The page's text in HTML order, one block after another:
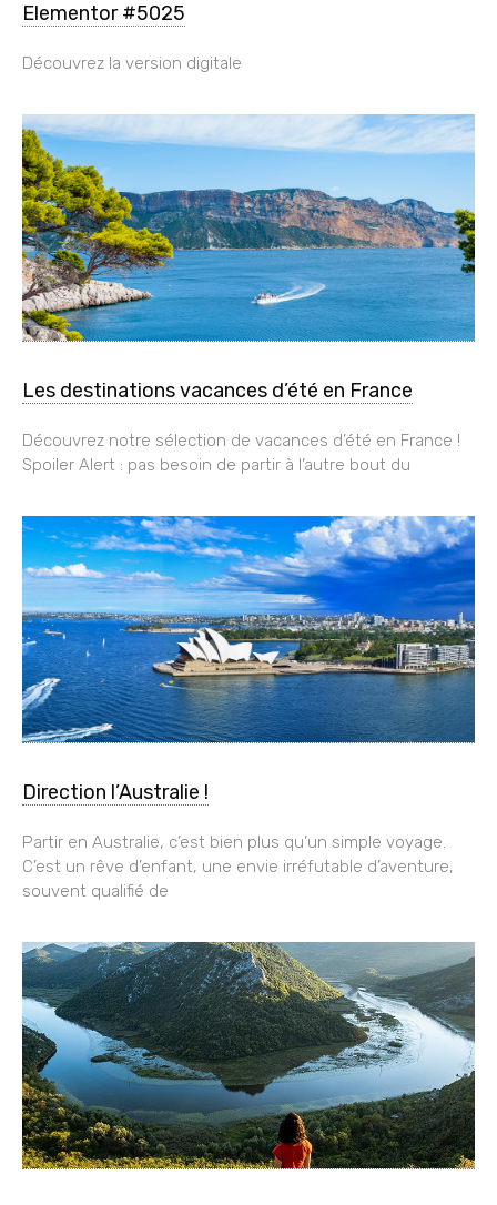
Elementor #5025
Découvrez la version digitale
Les destinations vacances d’été en France
Découvrez notre sélection de vacances d’été en France !
Spoiler Alert : pas besoin de partir à l’autre bout du
Direction l’Australie !
Partir en Australie, c’est bien plus qu’un simple voyage.
C’est un rêve d’enfant, une envie irréfutable d’aventure,
souvent qualifié de